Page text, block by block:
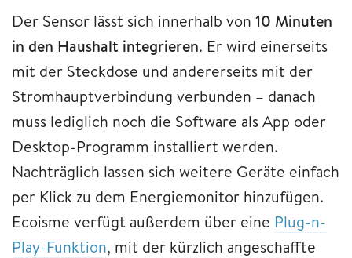
Der Sensor lässt sich innerhalb von 10 Minuten
in den Haushalt integrieren. Er wird einerseits
mit der Steckdose und andererseits mit der
Stromhauptverbindung verbunden – danach
muss lediglich noch die Software als App oder
Desktop-Programm installiert werden.
Nachträglich lassen sich weitere Geräte einfach
per Klick zu dem Energiemonitor hinzufügen.
Ecoisme verfügt außerdem über eine Plug-n-
Play-Funktion, mit der kürzlich angeschaffte